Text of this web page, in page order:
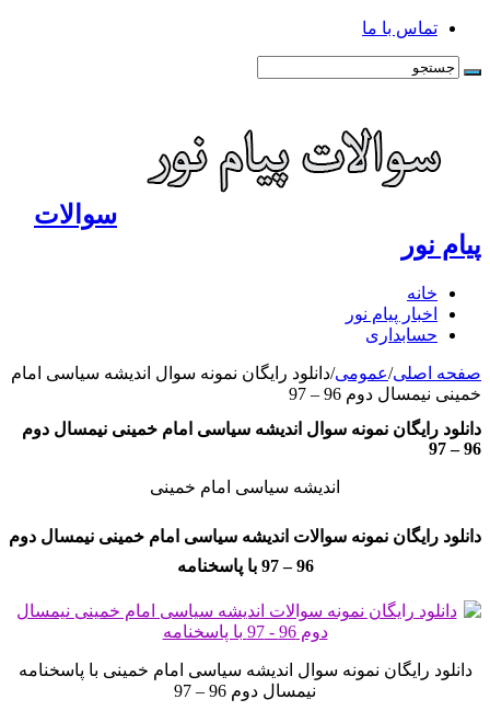
تماس با ما
سوالات
پیام نور
خانه
اخبار پیام نور
حسابداری
صفحه اصلی/عمومی/دانلود رایگان نمونه سوال اندیشه سیاسی امام
خمینی نیمسال دوم 96 – 97
دانلود رایگان نمونه سوال اندیشه سیاسی امام خمینی نیمسال دوم
96 – 97
اندیشه سیاسی امام خمینی
دانلود رایگان نمونه سوالات اندیشه سیاسی امام خمینی نیمسال دوم
96 – 97 با پاسخنامه
دانلود رایگان نمونه سوال اندیشه سیاسی امام خمینی با پاسخنامه
نیمسال دوم 96 – 97